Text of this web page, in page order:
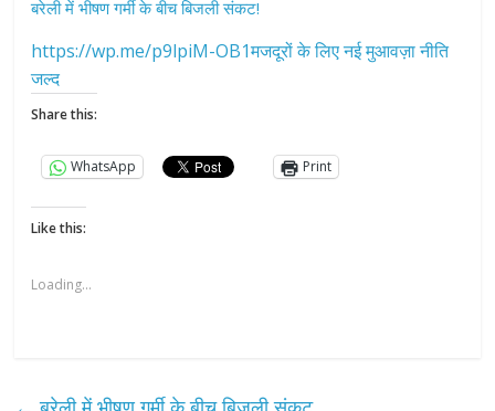
बरेली में भीषण गर्मी के बीच बिजली संकट!
https://wp.me/p9lpiM-OB1मजदूरों के लिए नई मुआवज़ा नीति
जल्द
Share this:
WhatsApp Print
Like this:
Loading...